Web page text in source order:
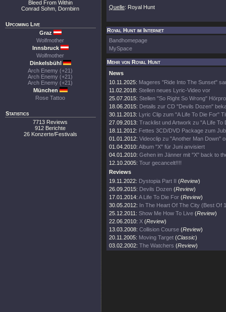
Bleed From Within
Conrad Sohm, Dornbirn
Upcoming Live
Graz
Wolfmother
Innsbruck
Wolfmother
Dinkelsbühl
Arch Enemy (+21)
Arch Enemy (+21)
Arch Enemy (+21)
München
Rose Tattoo
Statistics
7713 Reviews
912 Berichte
26 Konzerte/Festivals
Quelle: Royal Hunt
Royal Hunt im Internet
Bandhomepage
MySpace
Mehr von Royal Hunt
News
10.11.2025: Mageres "Ride Into The Sunset"
11.02.2018: Stellen neues Lyric-Video vor
25.07.2015: Stellen "So Right So Wrong"
18.06.2015: Details zur CD "Devils Dozen"
30.11.2013: Lyric Clip zum "A Life To Die For"
27.09.2013: Tracklist und Artwork zu "A Life To
18.11.2012: Fettes 3CD/DVD Package zum
01.01.2012: Videoclip zu "Another Man Down"
01.04.2010: Album "X" für Juni anvisiert
04.01.2010: Gehen im Jänner mit "X" back to
12.10.2005: Tour gecancelt!!!!
Reviews
19.11.2022: Dystopia Part II (Review)
26.09.2015: Devils Dozen (Review)
17.01.2014: A Life To Die For (Review)
30.05.2012: In The Heart Of The City (Best Of
25.12.2011: Show Me How To Live (Review)
22.06.2010: X (Review)
13.03.2008: Collision Course (Review)
20.11.2005: Moving Target (Classic)
03.02.2002: The Watchers (Review)